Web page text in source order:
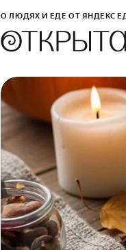
О ЛЮДЯХ И ЕДЕ ОТ ЯНДЕКС